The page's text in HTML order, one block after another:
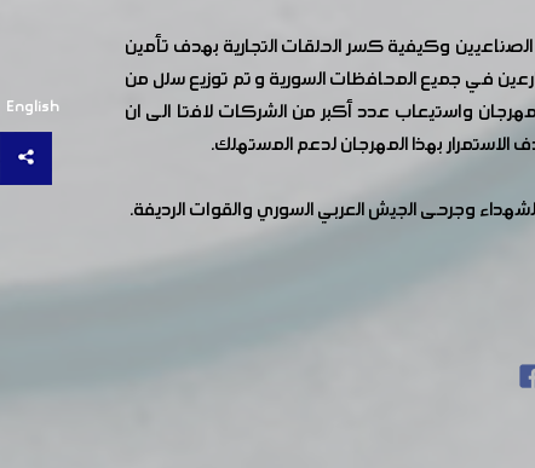
English
وكيفية كسر الحلقات التجارية بهدف تأمين
في جميع المحافظات السورية و تم توزيع سلل من
واستيعاب عدد أكبر من الشركات لافتا الى ان
وجرحى الجيش العربي السوري والقوات الرديفة.